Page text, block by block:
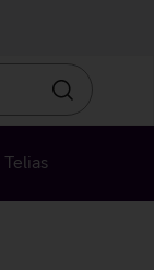
Otsin
Telias